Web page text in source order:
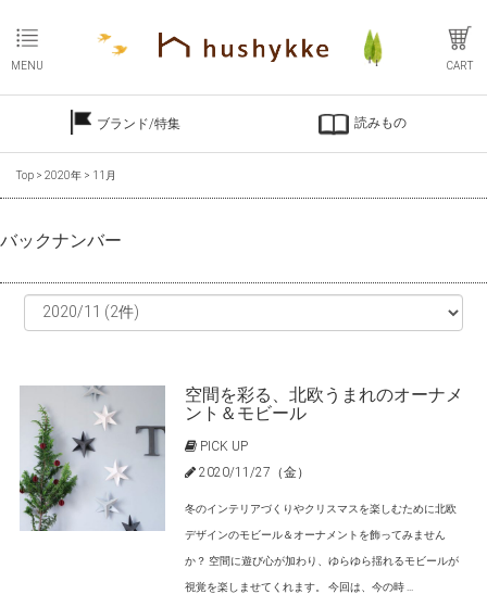
MENU CART
ブランド/特集 読みもの
Top > 2020年 > 11月
バックナンバー
空間を彩る、北欧うまれのオーナメ
ント＆モビール
PICK UP
2020/11/27（金）
冬のインテリアづくりやクリスマスを楽しむために北欧
デザインのモビール＆オーナメントを飾ってみません
か？ 空間に遊び心が加わり、ゆらゆら揺れるモビールが
視覚を楽しませてくれます。 今回は、今の時 ...